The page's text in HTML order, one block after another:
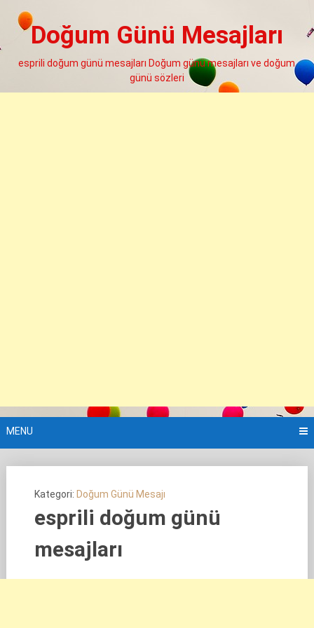
Doğum Günü Mesajları
esprili doğum günü mesajları Doğum günü mesajları ve doğum
günü sözleri
MENU
Kategori: Doğum Günü Mesajı
esprili doğum günü
mesajları